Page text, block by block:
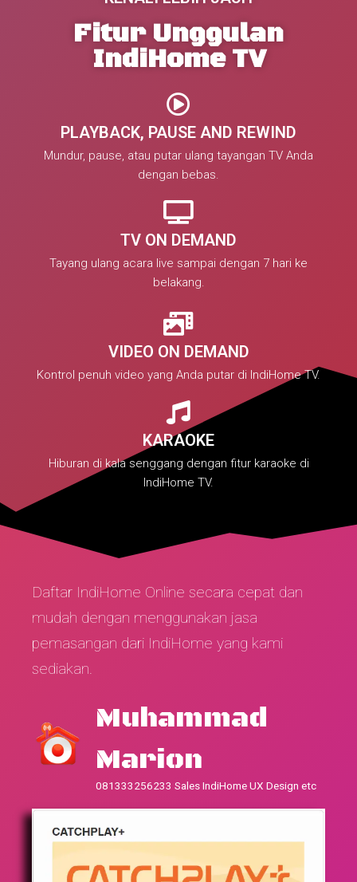
Fitur Unggulan
IndiHome TV
PLAYBACK, PAUSE AND REWIND
Mundur, pause, atau putar ulang tayangan TV Anda
dengan bebas.
TV ON DEMAND
Tayang ulang acara live sampai dengan 7 hari ke
belakang.
VIDEO ON DEMAND
Kontrol penuh video yang Anda putar di IndiHome TV.
KARAOKE
Hiburan di kala senggang dengan fitur karaoke di
IndiHome TV.
Daftar IndiHome Online secara cepat dan
mudah dengan menggunakan jasa
pemasangan dari IndiHome yang kami
sediakan.
Muhammad
Marion
081333256233 Sales IndiHome UX Design etc